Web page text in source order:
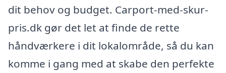
dit behov og budget. Carport-med-skur-
pris.dk gør det let at finde de rette
håndværkere i dit lokalområde, så du kan
komme i gang med at skabe den perfekte